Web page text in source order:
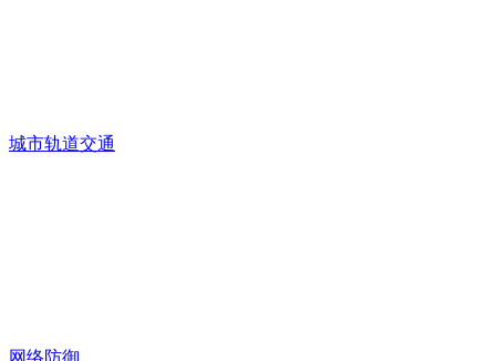
城市轨道交通
网络防御